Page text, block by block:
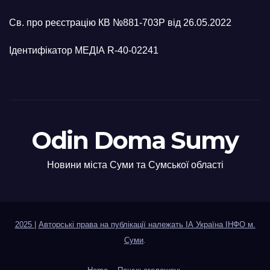
Св. про реєстрацію КВ №881-703Р від 26.05.2022
Ідентифікатор МЕДІА R-40-02241
Odin Doma Sumy
Новини міста Суми та Сумської області
2025
Авторські права на публікації належать ІА Україна ІНФО м.
Суми.